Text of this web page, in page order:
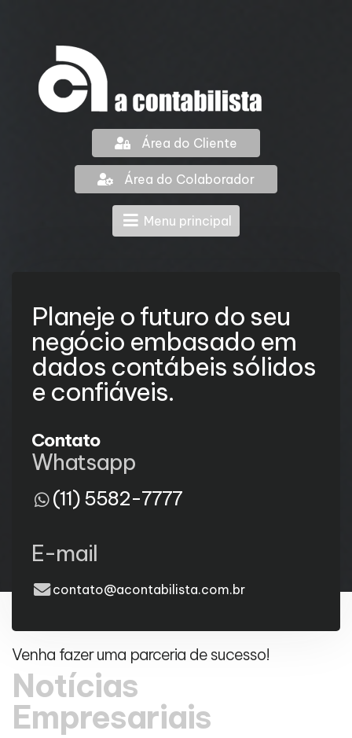
Área do Cliente
Área do Colaborador
Menu principal
Planeje o futuro do seu
negócio embasado em
dados contábeis sólidos
e confiáveis.
Contato
Whatsapp
(11) 5582-7777
E-mail
contato@acontabilista.com.br
Venha fazer uma parceria de sucesso!
Notícias
Empresariais